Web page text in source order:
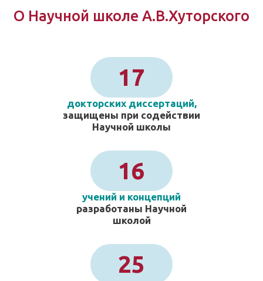
О Научной школе А.В.Хуторского
17
докторских диссертаций,
защищены при содействии
Научной школы
16
учений и концепций
разработаны Научной
школой
25